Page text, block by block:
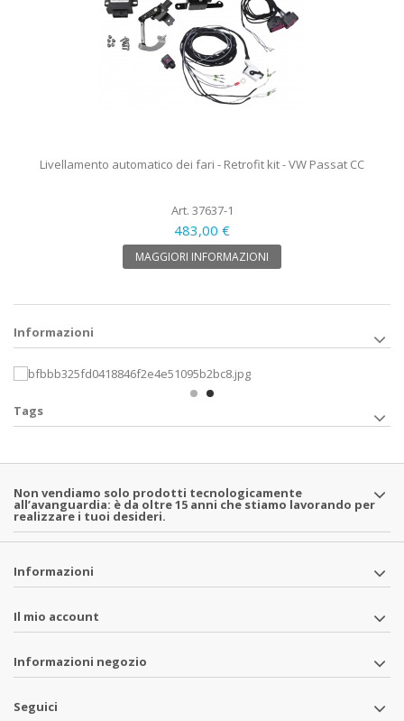
Livellamento automatico dei fari - Retrofit kit - VW Passat CC
Art. 37637-1
483,00 €
MAGGIORI INFORMAZIONI
Informazioni
Tags
Non vendiamo solo prodotti tecnologicamente
all’avanguardia: è da oltre 15 anni che stiamo lavorando per
realizzare i tuoi desideri.
Informazioni
Il mio account
Informazioni negozio
Seguici